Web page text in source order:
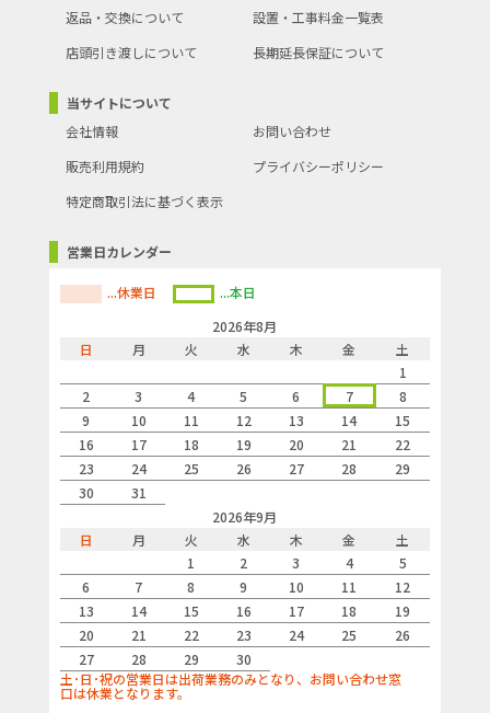
返品・交換について
設置・工事料金一覧表
店頭引き渡しについて
長期延長保証について
当サイトについて
会社情報
お問い合わせ
販売利用規約
プライバシーポリシー
特定商取引法に基づく表示
営業日カレンダー
...休業日
...本日
2026年8月
日
月 火 水 木 金
土
1
2
3 4 5 6 7
8
9
10 11 12 13 14
15
16
17 18 19 20 21
22
23
24 25 26 27 28
29
30
31
2026年9月
日
月 火 水 木 金
土
1
2 3 4
5
6
7 8 9 10 11
12
13
14 15 16 17 18
19
20
21 22 23 24 25
26
27
28 29
30
土･日･祝の営業日は出荷業務のみとなり、お問い合わせ窓
口は休業となります。